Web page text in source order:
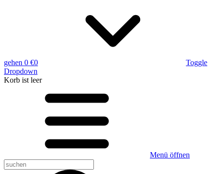
gehen 0 €0
Toggle
Dropdown
Korb ist leer
Menü öffnen